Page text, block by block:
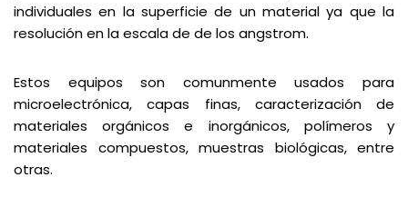
individuales en la superficie de un material ya que la
resolución en la escala de de los angstrom.
Estos equipos son comunmente usados para
microelectrónica, capas finas, caracterización de
materiales orgánicos e inorgánicos, polímeros y
materiales compuestos, muestras biológicas, entre
otras.